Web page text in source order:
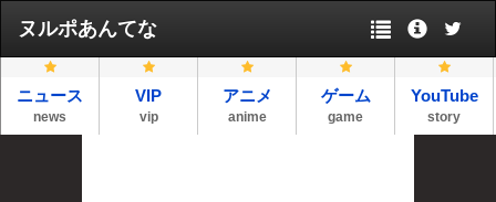
ヌルポあんてな
ニュース
news
VIP
vip
アニメ
anime
ゲーム
game
YouTube
story